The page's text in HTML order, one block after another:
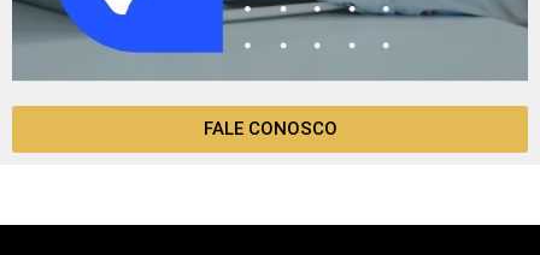
FALE CONOSCO